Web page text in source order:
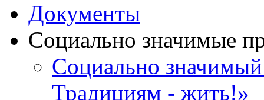
Документы
Социально значимые
Социально
Традициям - жить!»